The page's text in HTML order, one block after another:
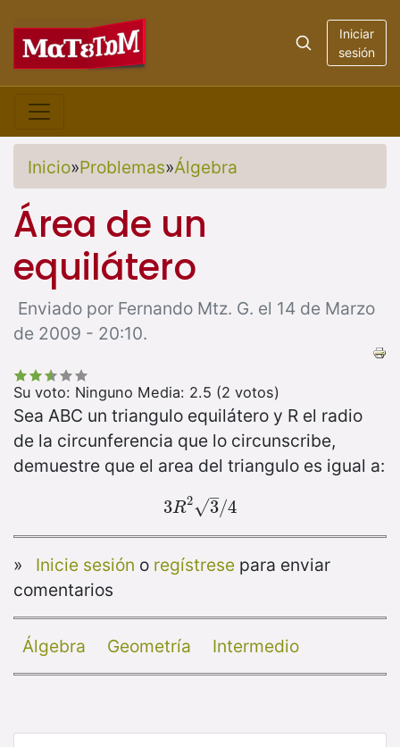
Iniciar
sesión
Inicio»Problemas»Álgebra
Área de un
equilátero
Enviado por Fernando Mtz. G. el 14 de Marzo
de 2009 - 20:10.
Su voto: Ninguno Media: 2.5 (2 votos)
Sea ABC un triangulo equilátero y R el radio
de la circunferencia que lo circunscribe,
demuestre que el area del triangulo es igual a:
3R2 3
–
√ /4
3R23/4
» Inicie sesión o regístresepara enviar
comentarios
Álgebra Geometría Intermedio